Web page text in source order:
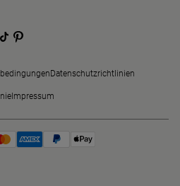
Datenschutzrichtlinien
Impressum